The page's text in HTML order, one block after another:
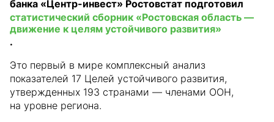
банка «Центр-инвест» Ростовстат подготовил
статистический сборник «Ростовская область —
движение к целям устойчивого развития»
.
Это первый в мире комплексный анализ
показателей 17 Целей устойчивого развития,
утвержденных 193 странами — членами ООН,
на уровне региона.